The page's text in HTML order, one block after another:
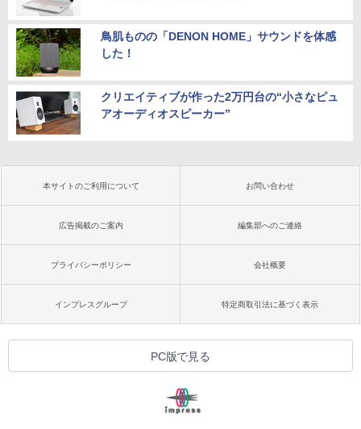
鳥肌ものの「DENON HOME」サウンドを体感
した！
クリエイティブが作った2万円台の“小さなピュ
アオーディオスピーカー”
本サイトのご利用について お問い合わせ
広告掲載のご案内 編集部へのご連絡
プライバシーポリシー 会社概要
インプレスグループ 特定商取引法に基づく表示
PC版で見る